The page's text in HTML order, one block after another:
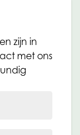
zijn in
met ons